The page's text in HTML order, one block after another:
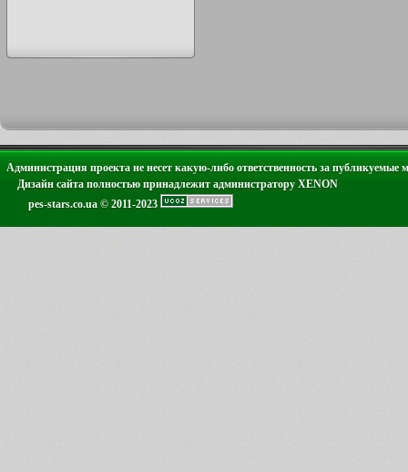
Администрация проекта не несет какую-либо ответственность за публикуемые
Дизайн сайта полностью принадлежит администратору XENON
pes-stars.co.ua © 2011-2023